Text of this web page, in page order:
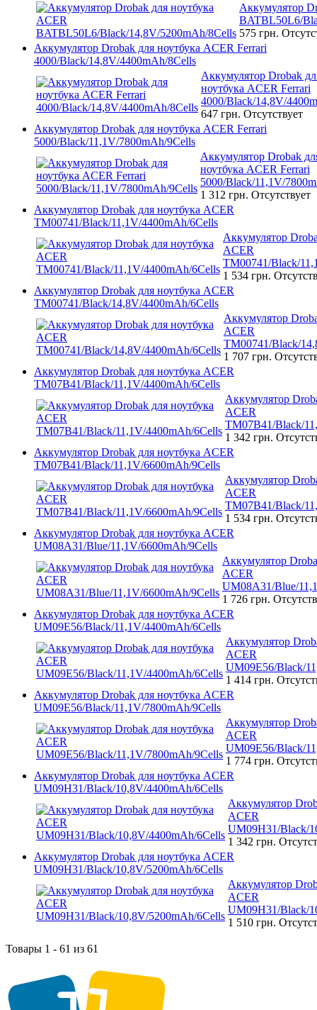
Аккумулятор
BATBL50L6/
575 грн.
Аккумулятор Drobak для ноутбука ACER Ferrari
4000/Black/14,8V/4400mAh/8Cells
Аккумулятор Drobak
ноутбука ACER Ferrari
4000/Black/14,8V/
647 грн. Отсутствует
Аккумулятор Drobak для ноутбука ACER Ferrari
5000/Black/11,1V/7800mAh/9Cells
Аккумулятор Drobak
ноутбука ACER Ferrari
5000/Black/11,1V/
1 312 грн. Отсутствует
Аккумулятор Drobak для ноутбука ACER
TM00741/Black/11,1V/4400mAh/6Cells
Аккумулятор
ACER
TM00741/Black/
1 534 грн.
Аккумулятор Drobak для ноутбука ACER
TM00741/Black/14,8V/4400mAh/6Cells
Аккумулятор
ACER
TM00741/Black/
1 707 грн.
Аккумулятор Drobak для ноутбука ACER
TM07B41/Black/11,1V/4400mAh/6Cells
Аккумулятор
ACER
TM07B41/Black/
1 342 грн.
Аккумулятор Drobak для ноутбука ACER
TM07B41/Black/11,1V/6600mAh/9Cells
Аккумулятор
ACER
TM07B41/Black/
1 534 грн.
Аккумулятор Drobak для ноутбука ACER
UM08A31/Blue/11,1V/6600mAh/9Cells
Аккумулятор
ACER
UM08A31/Blue/
1 726 грн.
Аккумулятор Drobak для ноутбука ACER
UM09E56/Black/11,1V/4400mAh/6Cells
Аккумулятор
ACER
UM09E56/Black/
1 414 грн.
Аккумулятор Drobak для ноутбука ACER
UM09E56/Black/11,1V/7800mAh/9Cells
Аккумулятор
ACER
UM09E56/Black/
1 774 грн.
Аккумулятор Drobak для ноутбука ACER
UM09H31/Black/10,8V/4400mAh/6Cells
Аккумулятор
ACER
UM09H31/Black/
1 342 грн.
Аккумулятор Drobak для ноутбука ACER
UM09H31/Black/10,8V/5200mAh/6Cells
Аккумулятор
ACER
UM09H31/Black/
1 510 грн.
Товары 1 - 61 из 61